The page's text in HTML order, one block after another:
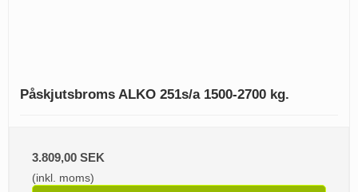
Påskjutsbroms ALKO 251s/a 1500-2700 kg.
3.809,00 SEK
(inkl. moms)